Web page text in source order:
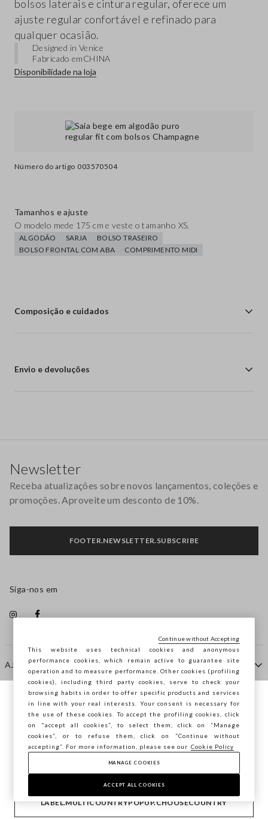
Número do artigo 003570504
bolsos laterais e cintura regular, oferece um
ajuste regular confortável e refinado para
qualquer ocasião.
Designed in Venice
Fabricado emCHINA
Disponibilidade na loja
Tamanhos e ajuste
O modelo mede 175 cm e veste o tamanho XS.
ALGODÃO SARJA
BOLSO TRASEIRO
BOLSO FRONTAL COM ABA
COMPRIMENTO MIDI
Composição e cuidados
Envio e devoluções
AJUDA
EMPRESA
CONTACTE-NOS
Newsletter
Receba atualizações sobre novos lançamentos, coleções e
promoções. Aproveite um desconto de 10%.
FOOTER.NEWSLETTER.SUBSCRIBE
Siga-nos em
Copyright © Ovs S.p.A. -
Está a navegar na STEFANEL Portugal,
deseja guardar a sua localização?
CONFIRMAR
LABEL.MULTICOUNTRYPOPUP.CHOOSECOUNTRY
footer.item.country Portugal
This website uses technical cookies and anonymous
performance cookies, which remain active to guarantee site
operation and to measure performance. Other cookies (profiling
cookies), including third party cookies, serve to check your
browsing habits in order to offer specific products and services
in line with your real interests. Your consent is necessary for
the use of these cookies. To accept the profiling cookies, click
on "accept all cookies”, to select them, click on “Manage
cookies”, or to refuse them, click on “Continue without
accepting”. For more information, please see our Cookie Policy
MANAGE COOKIES
ACCEPT ALL COOKIES
Continue without Accepting